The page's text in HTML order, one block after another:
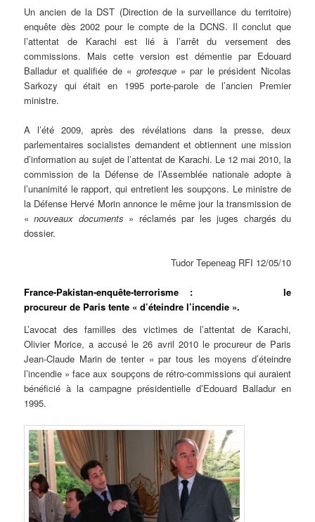
Un ancien de la DST (Direction de la surveillance du territoire)
enquête dès 2002 pour le compte de la DCNS. Il conclut que
l’attentat de Karachi est lié à l’arrêt du versement des
commissions. Mais cette version est démentie par Edouard
Balladur et qualifiée de « grotesque» par le président Nicolas
Sarkozy qui était en 1995 porte-parole de l’ancien Premier
ministre.
A l’été 2009, après des révélations dans la presse, deux
parlementaires socialistes demandent et obtiennent une mission
d’information au sujet de l’attentat de Karachi. Le 12 mai 2010, la
commission de la Défense de l’Assemblée nationale adopte à
l’unanimité le rapport, qui entretient les soupçons. Le ministre de
la Défense Hervé Morin annonce le même jour la transmission de
«nouveaux documents » réclamés par les juges chargés du
dossier.
Tudor Tepeneag RFI 12/05/10
France-Pakistan-enquête-terrorisme : le
procureur de Paris tente « d’éteindre l’incendie ».
L’avocat des familles des victimes de l’attentat de Karachi,
Olivier Morice, a accusé le 26 avril 2010 le procureur de Paris
Jean-Claude Marin de tenter « par tous les moyens d’éteindre
l’incendie » face aux soupçons de rétro-commissions qui auraient
bénéficié à la campagne présidentielle d’Edouard Balladur en
1995.